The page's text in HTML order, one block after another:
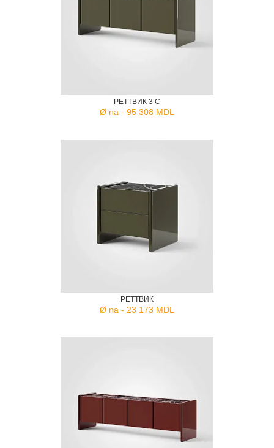
РЕТТВИК 3 С
Ø na - 95 308 MDL
РЕТТВИК
Ø na - 23 173 MDL